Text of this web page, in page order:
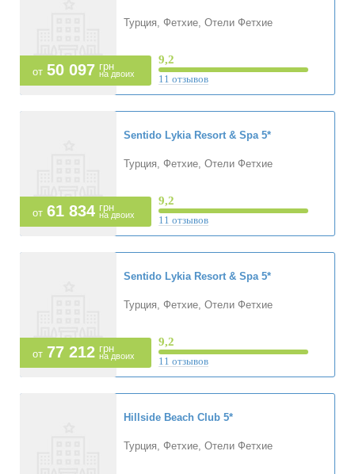
от 50 097 грн
на двоих
Турция, Фетхие, Отели Фетхие
9,2
11 отзывов
от 61 834 грн
на двоих
Sentido Lykia Resort & Spa 5*
Турция, Фетхие, Отели Фетхие
9,2
11 отзывов
от 77 212 грн
на двоих
Sentido Lykia Resort & Spa 5*
Турция, Фетхие, Отели Фетхие
9,2
11 отзывов
Hillside Beach Club 5*
Турция, Фетхие, Отели Фетхие